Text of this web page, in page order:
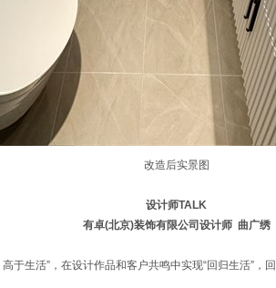
改造后实景图
设计师TALK
有卓(北京)装饰有限公司设计师 曲广绣
高于生活”，在设计作品和客户共鸣中实现“回归生活”，